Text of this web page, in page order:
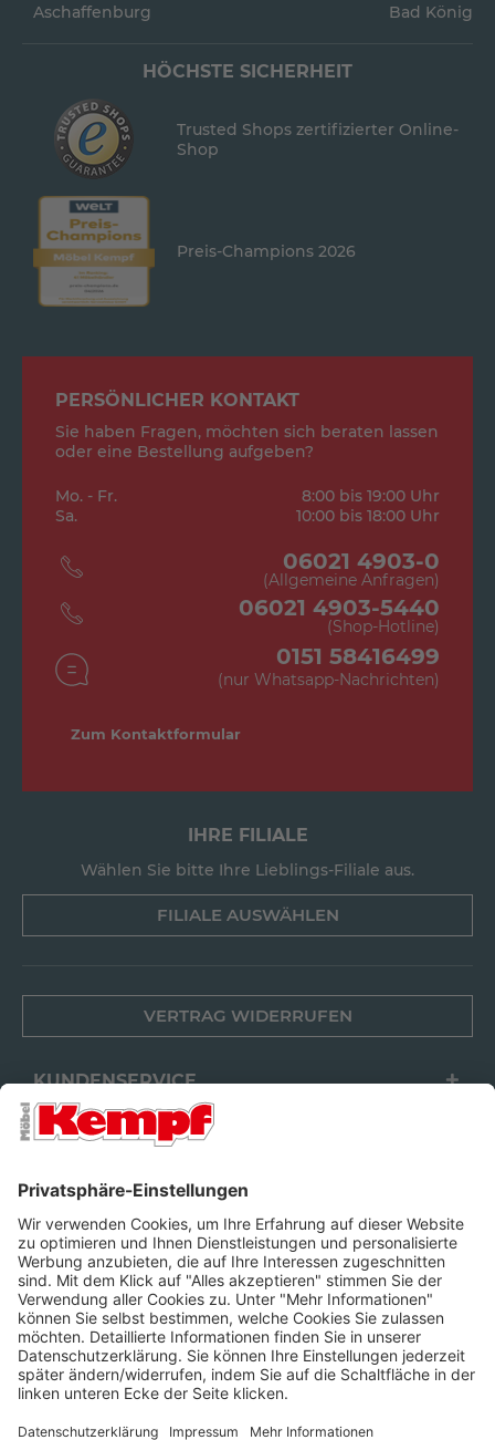
Aschaffenburg Bad König
HÖCHSTE SICHERHEIT
Trusted Shops zertifizierter Online-
Shop
Preis-Champions 2026
PERSÖNLICHER KONTAKT
Sie haben Fragen, möchten sich beraten lassen
oder eine Bestellung aufgeben?
Mo. - Fr.
8:00 bis 19:00 Uhr
Sa.
10:00 bis 18:00 Uhr
06021 4903-0
(Allgemeine Anfragen)
06021 4903-5440
(Shop-Hotline)
0151 58416499
(nur Whatsapp-Nachrichten)
Zum Kontaktformular
IHRE FILIALE
Wählen Sie bitte Ihre Lieblings-Filiale aus.
FILIALE AUSWÄHLEN
VERTRAG WIDERRUFEN
KUNDENSERVICE
FILIALEN
FOLGEN SIE UNS
Barrierefreiheit Cookie-Einstellungen Widerrufsrecht